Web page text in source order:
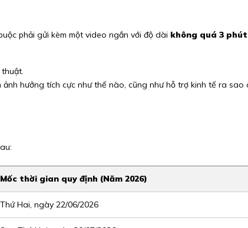
phải gửi kèm một video ngắn với độ dài không quá 3 phút
hưởng tích cực như thế nào, cũng như hỗ trợ kinh tế ra sao
Mốc thời gian quy định (Năm 2026)
Thứ Hai, ngày 22/06/2026